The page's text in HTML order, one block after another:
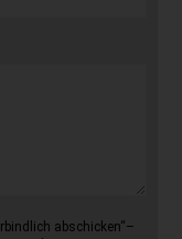
abschicken“–